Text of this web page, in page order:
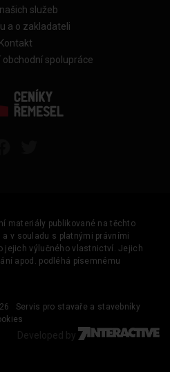
služeb
a o zakladateli
Kontakt
obchodní spolupráce
materiály publikované na těchto
v souladu s platnými právními
jejich výlučného vlastnictví. Jejich
apod. podléhá písemnému
Servis pro stavaře a stavebníky
Developed by